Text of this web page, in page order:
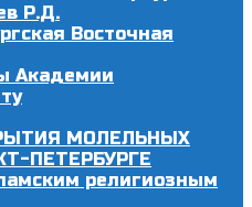
Р.Д.
Восточная
Академии
МОЛЕЛЬНЫХ
ПЕТЕРБУРГЕ
религиозным